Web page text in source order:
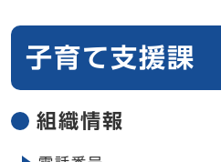
子育て支援課
組織情報